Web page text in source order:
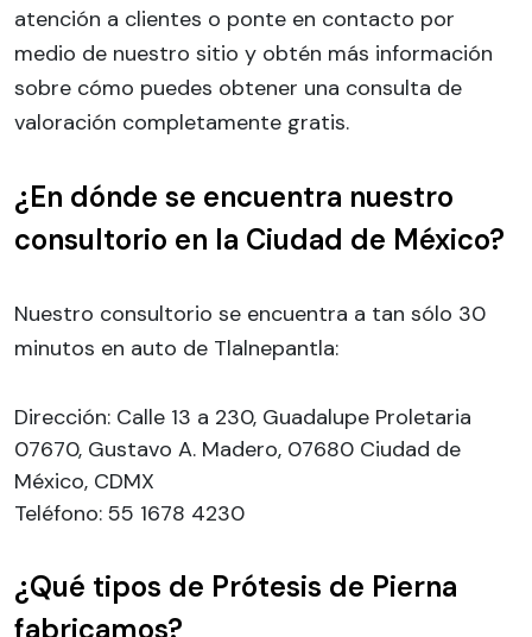
atención a clientes o ponte en contacto por
medio de nuestro sitio y obtén más información
sobre cómo puedes obtener una consulta de
valoración completamente gratis.
¿En dónde se encuentra nuestro
consultorio en la Ciudad de México?
Nuestro consultorio se encuentra a tan sólo 30
minutos en auto de Tlalnepantla:
Dirección: Calle 13 a 230, Guadalupe Proletaria
07670, Gustavo A. Madero, 07680 Ciudad de
México, CDMX
Teléfono: 55 1678 4230
¿Qué tipos de Prótesis de Pierna
fabricamos?